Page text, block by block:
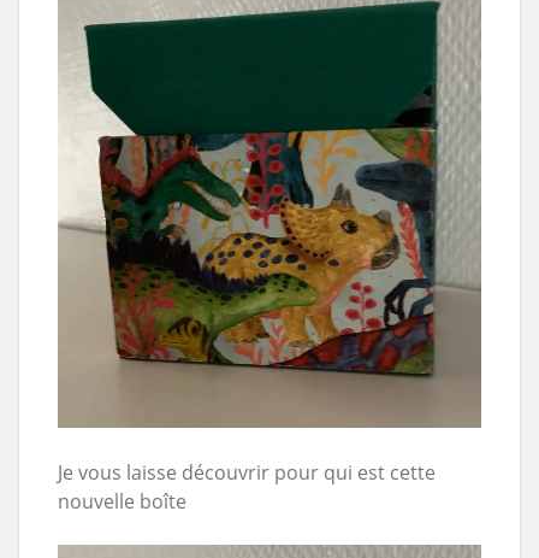
Je vous laisse découvrir pour qui est cette
nouvelle boîte